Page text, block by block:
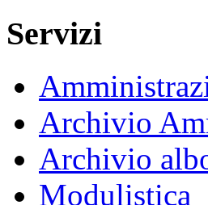
Servizi
Archivio
Archivio
Modulistica